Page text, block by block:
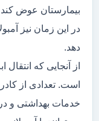
بیمارستان عوض
در این زمان نیز
دهد.
از آنجایی که
است. تعدادی از
خدمات بهداشتی و